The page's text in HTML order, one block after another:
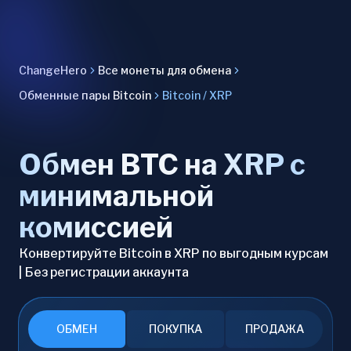
ChangeHero
Все монеты для обмена
Обменные пары Bitcoin
Bitcoin / XRP
Обмен BTC на XRP с
минимальной
комиссией
Конвертируйте Bitcoin в XRP по выгодным курсам
| Без регистрации аккаунта
ОБМЕН ПОКУПКА ПРОДАЖА